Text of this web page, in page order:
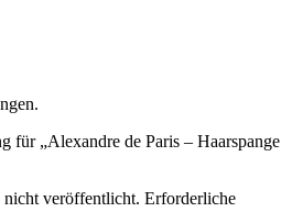
für „Alexandre de Paris – Haarspange
veröffentlicht. Erforderliche